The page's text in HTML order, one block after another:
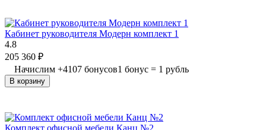
Кабинет руководителя Модерн комплект 1
4.8
205 360 ₽
Начислим +4107 бонусов1 бонус = 1 рубль
В корзину
Комплект офисной мебели Канц №2